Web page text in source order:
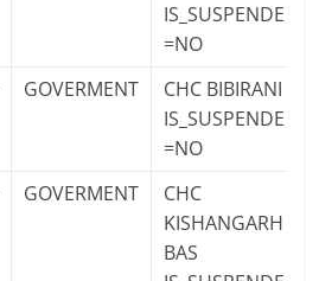
IS_SUSPENDED
=NO
GOVERMENT
CHC BIBIRANI
IS_SUSPENDED
=NO
GOVERMENT
CHC
KISHANGARH
BAS